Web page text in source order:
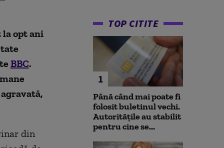
opt ani
BBC.
din
TOP CITITE
1
Până când mai poate fi
folosit buletinul vechi.
Autoritățile au stabilit
pentru cine se...